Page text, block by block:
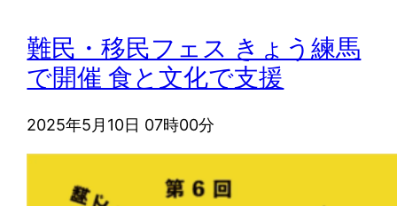
難民・移民フェス きょう練馬
で開催 食と文化で支援
2025年5月10日 07時00分